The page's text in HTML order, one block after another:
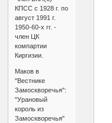
КПСС с 1928 г. по
август 1991 г.
1950-60-х гг. -
член ЦК
компартии
Киргизии.
Маков в
"Вестнике
Замоскворечья":
"Урановый
король из
Замоскворечья"